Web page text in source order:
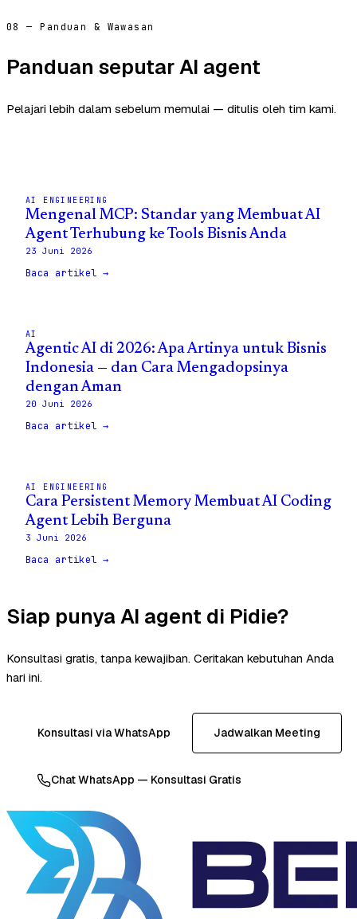
08 — Panduan & Wawasan
Panduan seputar AI agent
Pelajari lebih dalam sebelum memulai — ditulis oleh tim kami.
AI ENGINEERING
Mengenal MCP: Standar yang Membuat AI
Agent Terhubung ke Tools Bisnis Anda
23 Juni 2026
Baca artikel →
AI
Agentic AI di 2026: Apa Artinya untuk Bisnis
Indonesia — dan Cara Mengadopsinya
dengan Aman
20 Juni 2026
Baca artikel →
AI ENGINEERING
Cara Persistent Memory Membuat AI Coding
Agent Lebih Berguna
3 Juni 2026
Baca artikel →
Siap punya AI agent di Pidie?
Konsultasi gratis, tanpa kewajiban. Ceritakan kebutuhan Anda
hari ini.
Konsultasi via WhatsApp Jadwalkan Meeting
Chat WhatsApp — Konsultasi Gratis